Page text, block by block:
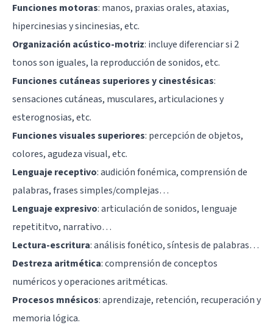
Funciones motoras: manos, praxias orales,ataxias,
hipercinesias y sincinesias, etc.
Organización acústico-motriz: incluye diferenciar si 2
tonos son iguales, la reproducción de sonidos, etc.
Funciones cutáneas superiores y cinestésicas:
sensaciones cutáneas, musculares, articulaciones y
esterognosias, etc.
Funciones visuales superiores: percepción de objetos,
colores, agudeza visual, etc.
Lenguaje receptivo: audición fonémica, comprensión de
palabras, frases simples/complejas…
Lenguaje expresivo: articulación de sonidos, lenguaje
repetititvo, narrativo…
Lectura-escritura: análisis fonético, síntesis de palabras…
Destreza aritmética: comprensión de conceptos
numéricos y operaciones aritméticas.
Procesos mnésicos: aprendizaje, retención, recuperación y
memoria lógica.